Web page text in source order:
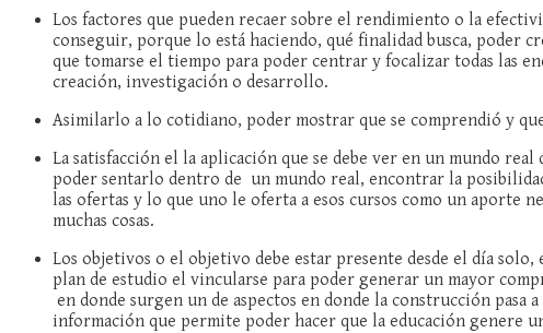
Los factores que pueden recaer sobre el rendimiento o la
conseguir, porque lo está haciendo, qué finalidad busca, poder
que tomarse el tiempo para poder centrar y focalizar todas las
creación, investigación o desarrollo.
Asimilarlo a lo cotidiano, poder mostrar que se comprendió y
La satisfacción el la aplicación que se debe ver en un mundo
poder sentarlo dentro de un mundo real, encontrar la
las ofertas y lo que uno le oferta a esos cursos como un aporte
muchas cosas.
Los objetivos o el objetivo debe estar presente desde el día
plan de estudio el vincularse para poder generar un mayor
en donde surgen un de aspectos en donde la construcción
información que permite poder hacer que la educación genere